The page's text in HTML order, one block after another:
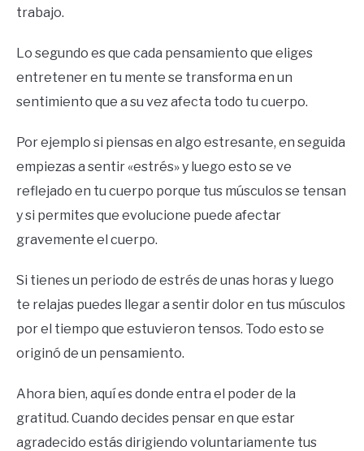
trabajo.
Lo segundo es que cada pensamiento que eliges
entretener en tu mente se transforma en un
sentimiento que a su vez afecta todo tu cuerpo.
Por ejemplo si piensas en algo estresante, en seguida
empiezas a sentir «estrés» y luego esto se ve
reflejado en tu cuerpo porque tus músculos se tensan
y si permites que evolucione puede afectar
gravemente el cuerpo.
Si tienes un periodo de estrés de unas horas y luego
te relajas puedes llegar a sentir dolor en tus músculos
por el tiempo que estuvieron tensos. Todo esto se
originó de un pensamiento.
Ahora bien, aquí es donde entra el poder de la
gratitud. Cuando decides pensar en que estar
agradecido estás dirigiendo voluntariamente tus